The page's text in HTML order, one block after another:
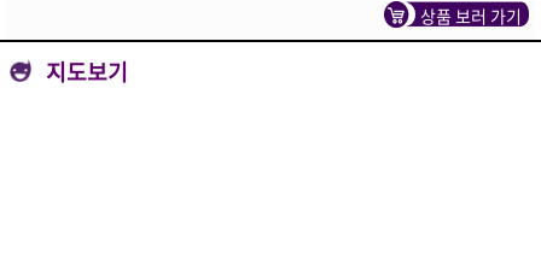
상품 보러 가기
지도보기